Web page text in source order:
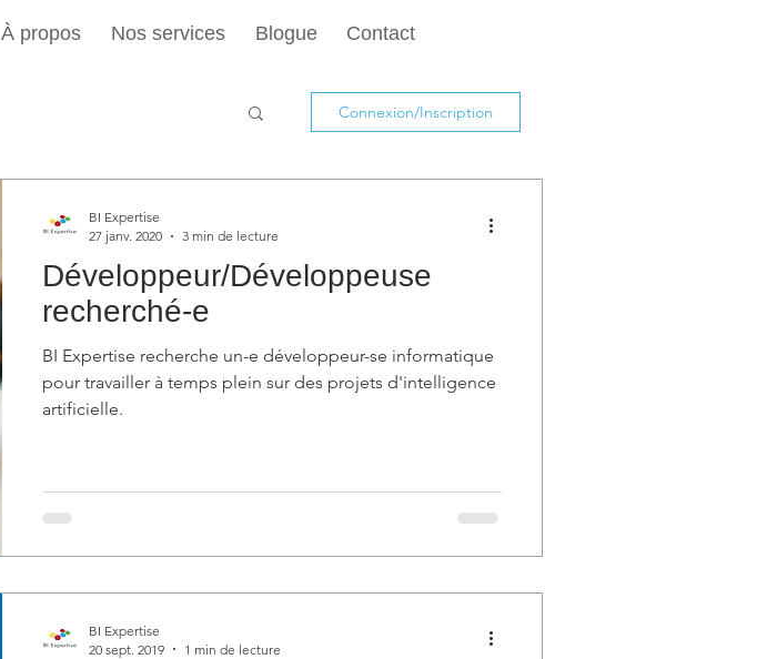
À propos Nos services Blogue Contact
Connexion/Inscription
Développeur/Développeuse
recherché-e
BI Expertise recherche un-e développeur-se informatique
pour travailler à temps plein sur des projets d'intelligence
artificielle.
BI Expertise
27 janv. 2020
3 min de lecture
BI Expertise
20 sept. 2019
1 min de lecture